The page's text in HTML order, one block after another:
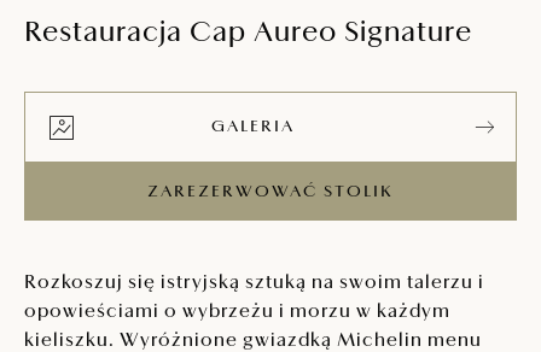
Restauracja Cap Aureo Signature
GALERIA
ZAREZERWOWAĆ STOLIK
Rozkoszuj się istryjską sztuką na swoim talerzu i
opowieściami o wybrzeżu i morzu w każdym
kieliszku. Wyróżnione gwiazdką Michelin menu